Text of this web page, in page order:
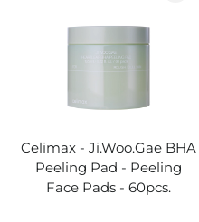
Celimax - Ji.Woo.Gae BHA
Peeling Pad - Peeling
Face Pads - 60pcs.